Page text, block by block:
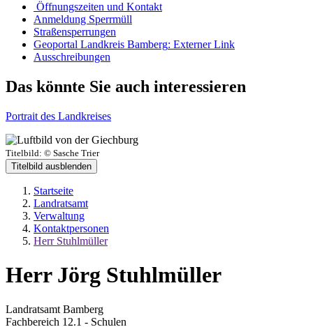
Öffnungszeiten und Kontakt
Anmeldung Sperrmüll
Straßensperrungen
Geoportal Landkreis Bamberg: Externer Link
Ausschreibungen
Das könnte Sie auch interessieren
Portrait des Landkreises
Titelbild: © Sasche Trier
Titelbild ausblenden
Startseite
Landratsamt
Verwaltung
Kontaktpersonen
Herr Stuhlmüller
Herr Jörg Stuhlmüller
Landratsamt Bamberg
Fachbereich 12.1 - Schulen